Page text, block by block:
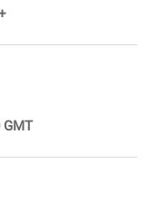
725 577